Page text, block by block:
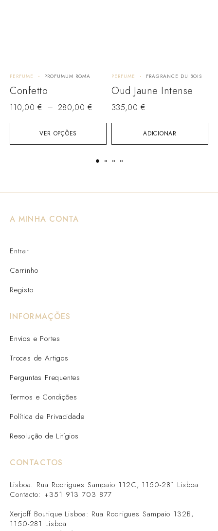
VER OPÇÕES
PERFUME PROFUMUM ROMA
Confetto
110,00 € – 280,00 €
ADICIONAR
PERFUME FRAGRANCE DU BOIS
Oud Jaune Intense
335,00 €
A MINHA CONTA
Entrar
Carrinho
Registo
INFORMAÇÕES
Envios e Portes
Trocas de Artigos
Perguntas Frequentes
Termos e Condições
Política de Privacidade
Resolução de Litígios
CONTACTOS
Lisboa: Rua Rodrigues Sampaio 112C, 1150-281 Lisboa
Contacto: +351 913 703 877
Xerjoff Boutique Lisboa: Rua Rodrigues Sampaio 132B,
1150-281 Lisboa